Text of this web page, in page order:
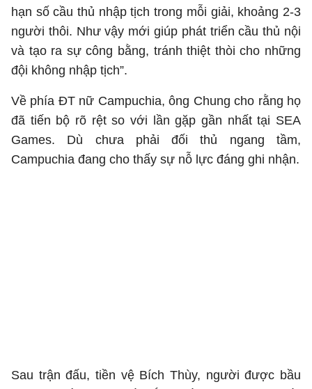
hạn số cầu thủ nhập tịch trong mỗi giải, khoảng 2-3
người thôi. Như vậy mới giúp phát triển cầu thủ nội
và tạo ra sự công bằng, tránh thiệt thòi cho những
đội không nhập tịch”.
Về phía ĐT nữ Campuchia, ông Chung cho rằng họ
đã tiến bộ rõ rệt so với lần gặp gần nhất tại SEA
Games. Dù chưa phải đối thủ ngang tầm,
Campuchia đang cho thấy sự nỗ lực đáng ghi nhận.
Sau trận đấu, tiền vệ Bích Thùy, người được bầu